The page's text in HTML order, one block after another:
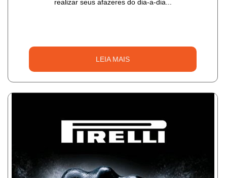
realizar seus afazeres do dia-a-dia...
LEIA MAIS